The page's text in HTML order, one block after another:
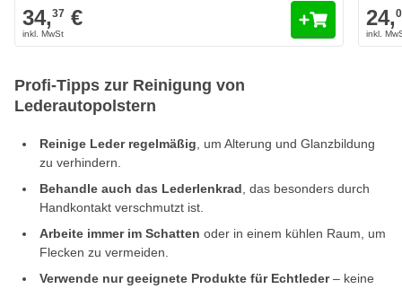
34,37 € 24,
Profi-Tipps zur Reinigung von
Lederautopolstern
Reinige Leder regelmäßig , um Alterung und Glanzbildung
zu verhindern.
Behandle auch das Lederlenkrad , das besonders durch
Handkontakt verschmutzt ist.
Arbeite immer im Schatten oder in einem kühlen Raum, um
Flecken zu vermeiden.
Verwende nur geeignete Produkte für Echtleder– keine